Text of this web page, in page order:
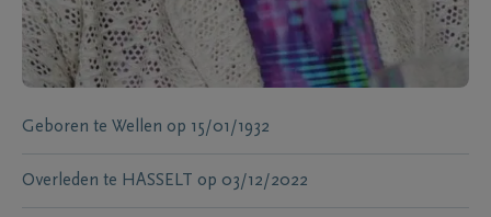
Geboren te Wellen op 15/01/1932
Overleden te HASSELT op 03/12/2022